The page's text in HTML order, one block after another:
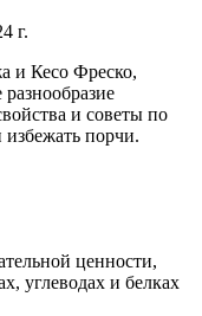
г.
и Кесо Фреско,
и советы по
порчи.
ценности,
углеводах и белках